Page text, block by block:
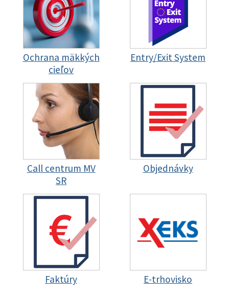
Ochrana mäkkých
cieľov
Entry/Exit System
Call centrum MV
SR
Objednávky
Faktúry E-trhovisko